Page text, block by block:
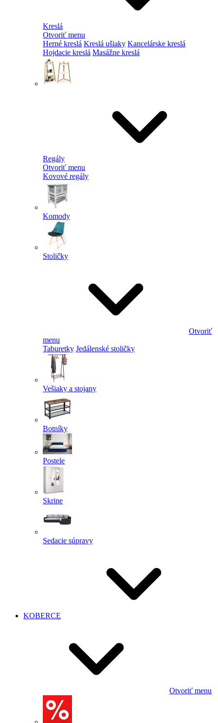
Kreslá
Otvoriť menu
Herné kreslá Kreslá ušiaky Kancelárske kreslá
Hojdacie kreslá Masážne kreslá
Regály
Otvoriť menu
Kovové regály
Komody
Stoličky
Otvoriť
menu
Taburetky Jedálenské stoličky
Vešiaky a stojany
Botníky
Postele
Skrine
Sedacie súpravy
KOBERCE
Otvoriť menu